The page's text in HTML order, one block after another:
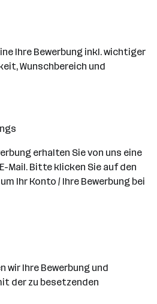
Ihre Bewerbung inkl. wichtiger
Wunschbereich und
erhalten Sie von uns eine
Mail. Bitte klicken Sie auf den
Ihr Konto / Ihre Bewerbung bei
wir Ihre Bewerbung und
der zu besetzenden